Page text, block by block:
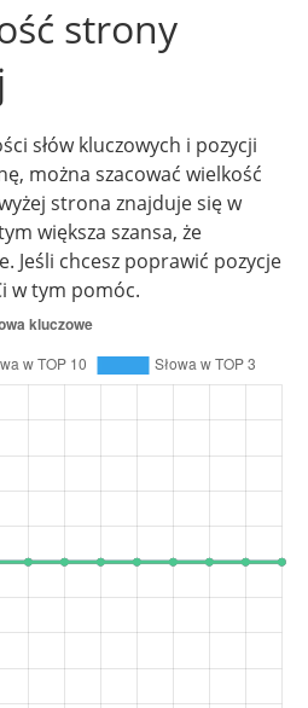
strony
słów kluczowych i pozycji
można szacować wielkość
strona znajduje się w
większa szansa, że
Jeśli chcesz poprawić pozycje
w tym pomóc.